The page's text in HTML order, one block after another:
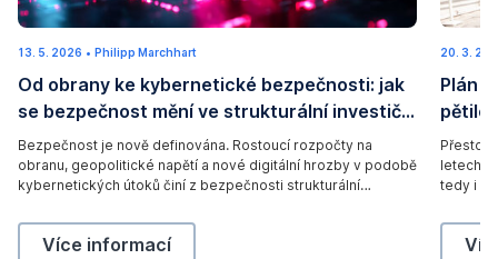
g
i
t
a
l
13. 5. 2026 1
6
2
2
6
• Philipp Marchhart
Od obrany ke kybernetické bezpečnosti: jak
se bezpečnost mění ve strukturální investiční
téma
Bezpečnost je nově definována. Rostoucí rozpočty na
obranu, geopolitické napětí a nové digitální hrozby v podobě
kybernetických útoků činí z bezpečnosti strukturální
zjistěte, jakou roli v tom hraje kybernetická bezpečnost a co
to znamená pro investory.
Od obrany ke kybernetické bezpečnosti: jak se
Více informací
)
A
d
o
e
20. 3.
Plán
letech
tedy i